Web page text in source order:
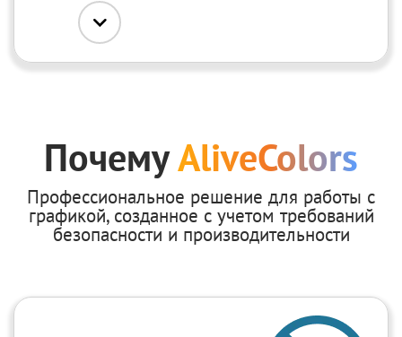
ПочемуAliveColors
Профессиональное решение для работы с
графикой, созданное с учетом требований
безопасности и производительности